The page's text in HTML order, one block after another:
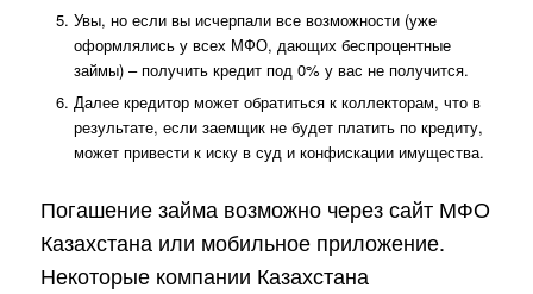
Увы, но если вы исчерпали все возможности (уже
оформлялись у всех МФО, дающих беспроцентные
займы) – получить кредит под 0% у вас не получится.
Далее кредитор может обратиться к коллекторам, что в
результате, если заемщик не будет платить по кредиту,
может привести к иску в суд и конфискации имущества.
Погашение займа возмож­но через сайт МФО
Казахстана или мобильное приложение.
Некоторые компании Казахстана